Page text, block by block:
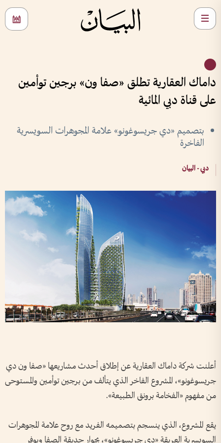
داماك العقارية تطلق «صفا ون» برجين توأمين
على قناة دبي المائية
بتصميم «دي جريسوغونو» علامة المجوهرات السويسرية
الفاخرة
دبي - البيان
أعلنت شركة داماك العقارية عن إطلاق أحدث مشاريعها «صفا ون دي
جريسوغونو»، المشروع الفاخر الذي يتألف من برجين توأمين والمستوحى
من مفهوم «الفخامة برونق الطبيعة».
يقع المشروع، الذي ينسجم بتصميمه الفريد مع روح علامة المجوهرات